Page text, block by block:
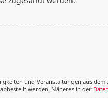
und Veranstaltungen aus
werden. Näheres in der